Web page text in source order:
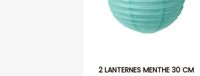
2 LANTERNES MENTHE 30 CM